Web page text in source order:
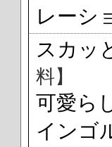
レーシ
スカッ
料】
可愛ら
インゴ